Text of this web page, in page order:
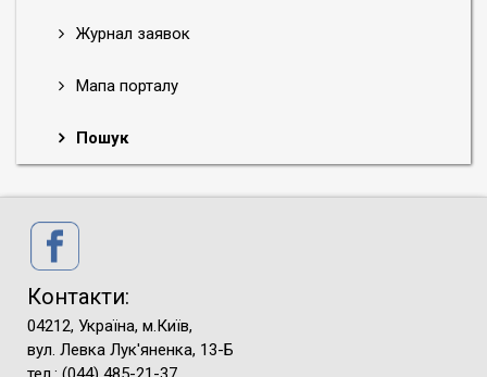
Журнал заявок
Мапа порталу
Пошук
Контакти:
04212, Україна, м.Київ,
вул. Левка Лук'яненка, 13-Б